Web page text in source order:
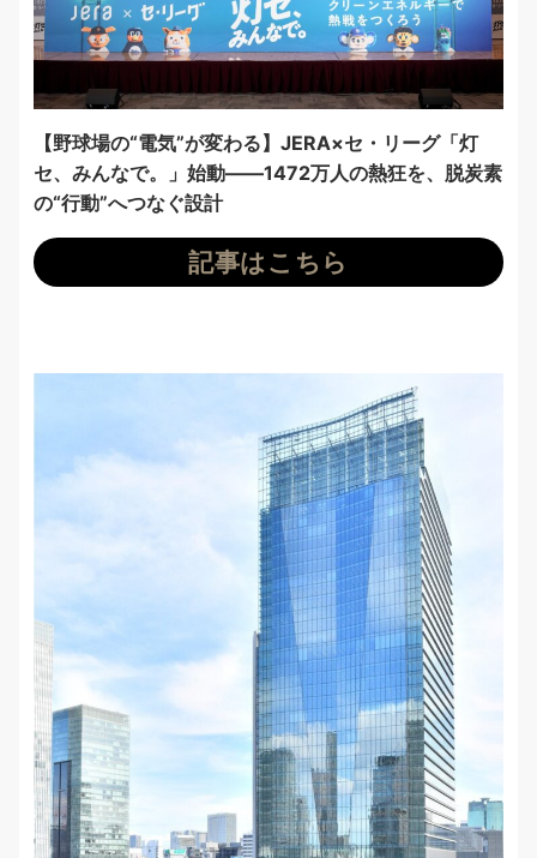
【野球場の“電気”が変わる】JERA×セ・リーグ「灯
セ、みんなで。」始動——1472万人の熱狂を、脱炭素
の“行動”へつなぐ設計
記事はこちら